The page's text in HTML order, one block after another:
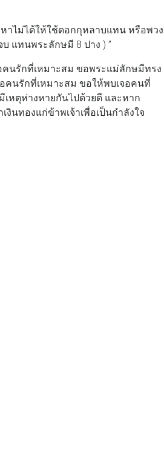
าไม่ได้ให้ใช้ดอกกุหลาบแทน หรือพวง
แทนพระลักษมี 8 ปาง ) ”
นรักที่เหมาะสม ขอพระแม่ลักษมีทรง
คนรักที่เหมาะสม ขอให้พบเจอคนที่
หตุห่างหายกันไปด้วยดี และหาก
นทองแก่ข้าพเจ้าเพื่อเป็นกำลังใจ